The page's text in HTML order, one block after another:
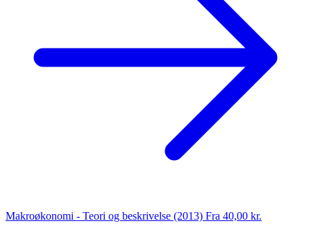
Makroøkonomi - Teori og beskrivelse (2013) Fra 40,00 kr.